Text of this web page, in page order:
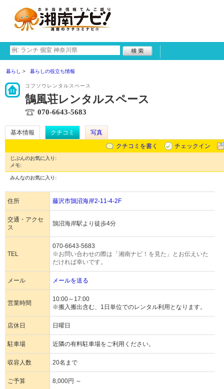
暮らし 暮らしの役立ち情報
コフソウレンタルスペース
鵠風荘レンタルスペース
070-6643-5683
基本情報 クチコミ
写真
クチコミを書く
チェックイン
じぶんのお気に入り:
メモ:
みんなのお気に入り:
住所 藤沢市鵠沼海岸2-11-4-2F
交通・アクセ
ス
鵠沼海岸駅より徒歩4分
TEL
070-6643-5683
※お問い合わせの際は「湘南ナビ！を見た」とお伝えいた
だければ幸いです。
メール メールを送る
営業時間
10:00～17:00
※搬入搬出含む、1日単位でのレンタル利用となります。
店休日 日曜日
駐車場 近隣の有料駐車場をご利用ください。
収容人数 20名まで
ご予算 8,000円 ～